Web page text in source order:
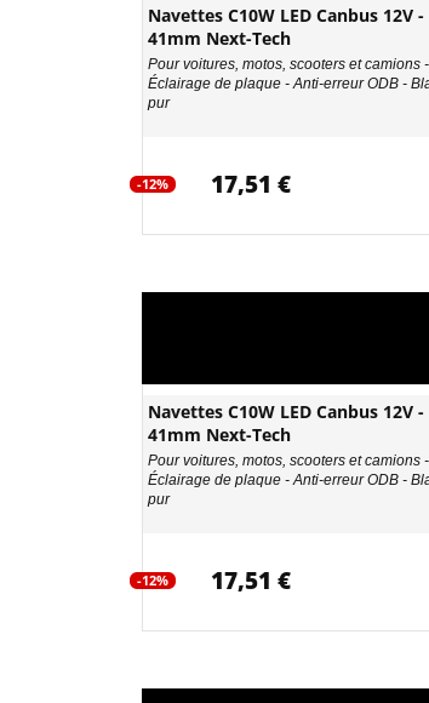
Navettes C10W LED Canbus 12V -
41mm Next-Tech
Pour voitures, motos, scooters et camions -
Éclairage de plaque - Anti-erreur ODB -
pur
-12% 17,51 €
Navettes C10W LED Canbus 12V -
41mm Next-Tech
Pour voitures, motos, scooters et camions -
Éclairage de plaque - Anti-erreur ODB -
pur
-12% 17,51 €